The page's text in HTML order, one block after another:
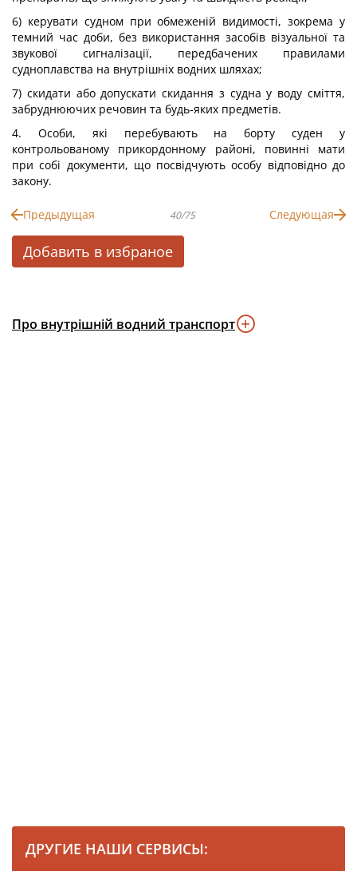
6) керувати судном при обмеженій видимості, зокрема у
темний час доби, без використання засобів візуальної та
звукової сигналізації, передбачених правилами
судноплавства на внутрішніх водних шляхах;
7) скидати або допускати скидання з судна у воду сміття,
забруднюючих речовин та будь-яких предметів.
4. Особи, які перебувають на борту суден у
контрольованому прикордонному районі, повинні мати
при собі документи, що посвідчують особу відповідно до
закону.
Предыдущая 40/75 Следующая
Добавить в избраное
Про внутрішній водний транспорт
ДРУГИЕ НАШИ СЕРВИСЫ: